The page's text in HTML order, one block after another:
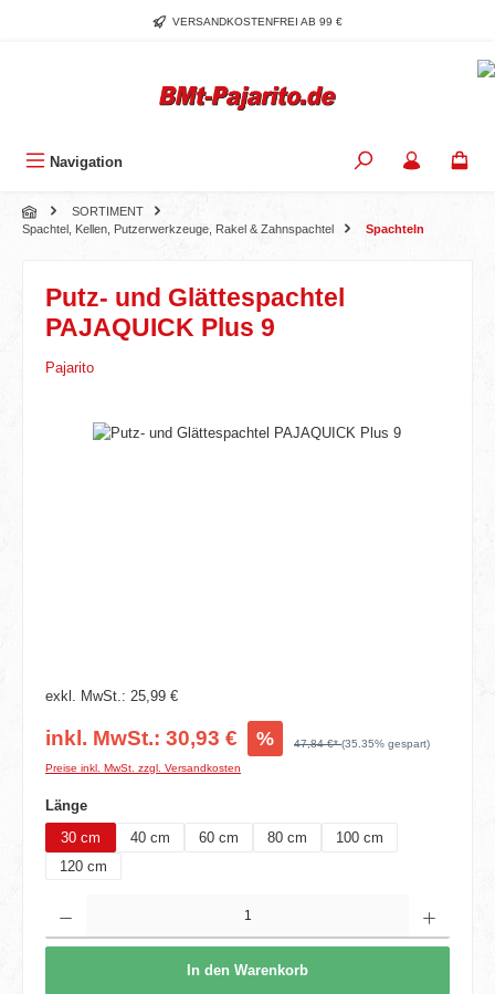
Zum Hauptinhalt springenVERSANDKOSTENFREI AB 99 €
Navigation
SORTIMENT
Spachtel, Kellen, Putzerwerkzeuge, Rakel & Zahnspachtel
Spachteln
Putz- und Glättespachtel
PAJAQUICK Plus 9
Pajarito
Bildergalerie überspringen
exkl. MwSt.: 25,99 €
inkl. MwSt.: 30,93 € % 47,84 €*(35.35% gespart)
Preise inkl. MwSt. zzgl. Versandkosten
Längeauswählen
30 cm
40 cm 60 cm 80 cm
100 cm
120 cm
In den Warenkorb